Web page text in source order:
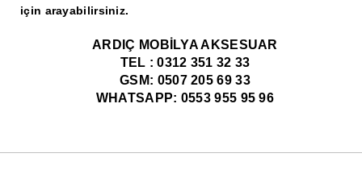
için arayabilirsiniz.
ARDIÇ MOBİLYA AKSESUAR
TEL : 0312 351 32 33
GSM: 0507 205 69 33
WHATSAPP: 0553 955 95 96